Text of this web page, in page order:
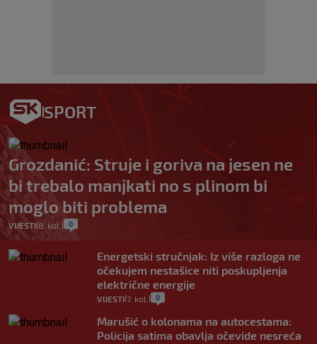
SPORT
Grozdanić: Struje i goriva na jesen ne
bi trebalo manjkati no s plinom bi
moglo biti problema
VIJESTI| 8. kol. 0
Energetski stručnjak: Iz više razloga ne
očekujem nestašice niti poskupljenja
električne energije
VIJESTI 7. kol. 0
Marušić o kolonama na autocestama:
Policija satima obavlja očevide nesreća